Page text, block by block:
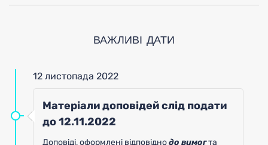
ВАЖЛИВІ ДАТИ
12 листопада 2022
Матеріали доповідей слід подати
до 12.11.2022
Доповіді, оформлені відповіднодо вимогта